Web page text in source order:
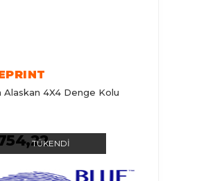
TÜKENDI
Alaskan 4X4 Denge Kolu